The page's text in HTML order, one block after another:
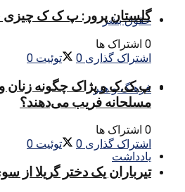
حقوق بشر
فرهنگ و هنر
یادداشت
گلستان پرور: پ ک ک چیزی
0 اشتراک ها
اشتراک گذاری 0 توئیت 0
پ.ک.ک و پژاک چگونه زنان و
مسلحانه فریب می‌دهند؟
0 اشتراک ها
اشتراک گذاری 0 توئیت 0
تیرباران یک دختر گریلا